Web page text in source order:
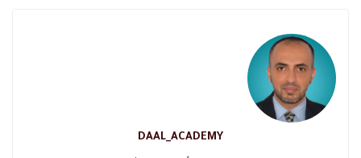
DAAL_ACADEMY